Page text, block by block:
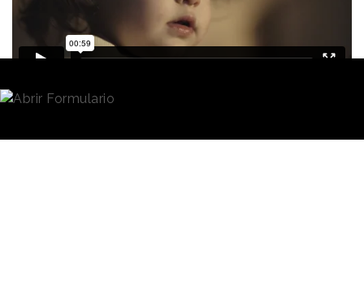
Redacción 01/03/2022 · 09:12